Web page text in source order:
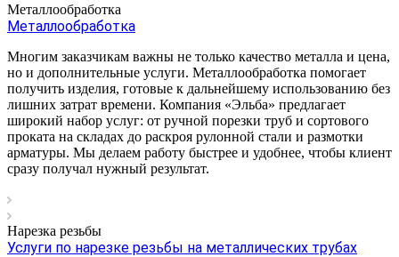
Металлообработка
Металлообработка
Многим заказчикам важны не только качество металла и цена,
но и дополнительные услуги. Металлообработка помогает
получить изделия, готовые к дальнейшему использованию без
лишних затрат времени. Компания «Эльба» предлагает
широкий набор услуг: от ручной порезки труб и сортового
проката на складах до раскроя рулонной стали и размотки
арматуры. Мы делаем работу быстрее и удобнее, чтобы клиент
сразу получал нужный результат.
Нарезка резьбы
Услуги по нарезке резьбы на металлических трубах